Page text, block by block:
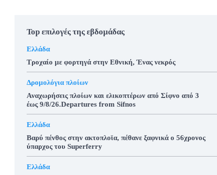
Top επιλογές της εβδομάδας
Ελλάδα
Τροχαίο με φορτηγά στην Εθνική, Ένας νεκρός
Δρομολόγια πλοίων
Αναχωρήσεις πλοίων και ελικοπτέρων από Σίφνο από 3
έως 9/8/26.Departures from Sifnos
Ελλάδα
Βαρύ πένθος στην ακτοπλοϊα, πέθανε ξαφνικά ο 56χρονος
ύπαρχος του Superferry
Ελλάδα